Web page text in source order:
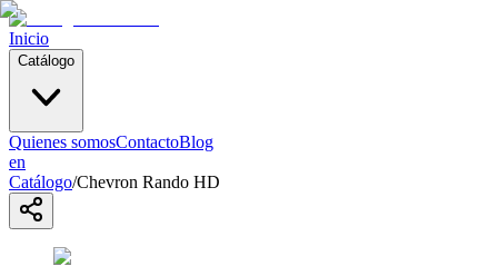
Inicio
Catálogo
Quienes somosContactoBlog
en
Catálogo/Chevron Rando HD